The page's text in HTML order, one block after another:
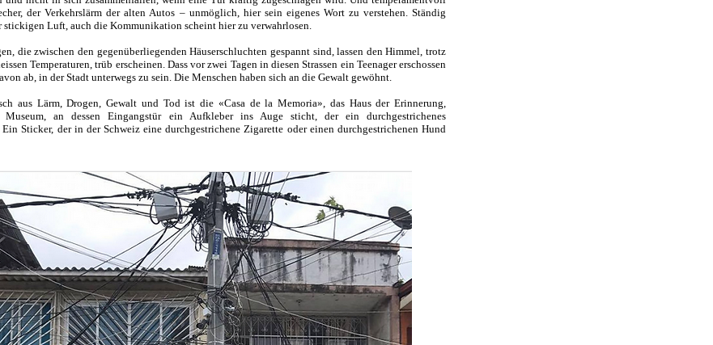
der Verkehrslärm der alten Autos – unmöglich, hier sein eigenes Wort zu verstehen. Ständig
stickigen Luft, auch die Kommunikation scheint hier zu verwahrlosen.
die zwischen den gegenüberliegenden Häuserschluchten gespannt sind, lassen den Himmel, trotz
Temperaturen, trüb erscheinen. Dass vor zwei Tagen in diesen Strassen ein Teenager erschossen
ab, in der Stadt unterwegs zu sein. Die Menschen haben sich an die Gewalt gewöhnt.
aus Lärm, Drogen, Gewalt und Tod ist die «Casa de la Memoria», das Haus der Erinnerung,
an dessen Eingangstür ein Aufkleber ins Auge sticht, der ein durchgestrichenes
Sticker, der in der Schweiz eine durchgestrichene Zigarette oder einen durchgestrichenen Hund